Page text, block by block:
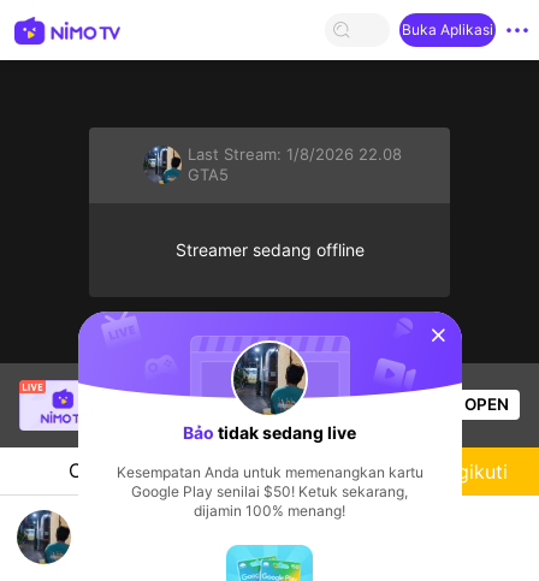
Buka Aplikasi
Last Stream: 1/8/2026 22.08
GTA5
Streamer sedang offline
LuisHasedang siaran langsung!
Penonton OPEN
Chat Streamer Mengikuti
sentinelStart
Bảo tidak sedang live
Kesempatan Anda untuk memenangkan kartu
Google Play senilai $50! Ketuk sekarang,
dijamin 100% menang!